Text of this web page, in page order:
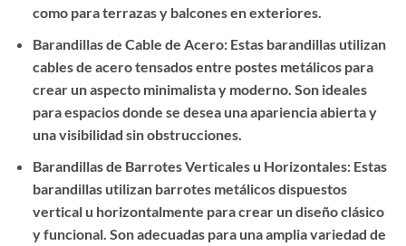
como para terrazas y balcones en exteriores.
Barandillas de Cable de Acero: Estas barandillas utilizan
cables de acero tensados entre postes metálicos para
crear un aspecto minimalista y moderno. Son ideales
para espacios donde se desea una apariencia abierta y
una visibilidad sin obstrucciones.
Barandillas de Barrotes Verticales u Horizontales: Estas
barandillas utilizan barrotes metálicos dispuestos
vertical u horizontalmente para crear un diseño clásico
y funcional. Son adecuadas para una amplia variedad de